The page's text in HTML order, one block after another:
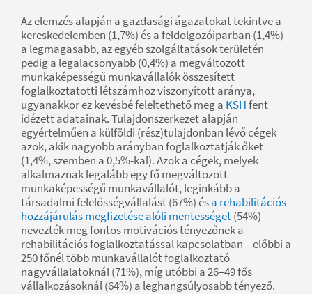
Az elemzés alapján a gazdasági ágazatokat tekintve a
kereskedelemben (1,7%) és a feldolgozóiparban (1,4%)
a legmagasabb, az egyéb szolgáltatások területén
pedig a legalacsonyabb (0,4%) a megváltozott
munkaképességű munkavállalók összesített
foglalkoztatotti létszámhoz viszonyított aránya,
ugyanakkor ez kevésbé feleltethető meg a KSHfent
idézett adatainak. Tulajdonszerkezet alapján
egyértelműen a külföldi (rész)tulajdonban lévő cégek
azok, akik nagyobb arányban foglalkoztatják őket
(1,4%, szemben a 0,5%-kal). Azok a cégek, melyek
alkalmaznak legalább egy fő megváltozott
munkaképességű munkavállalót, leginkább a
társadalmi felelősségvállalást (67%) ésa rehabilitációs
hozzájárulás megfizetése alóli mentességet(54%)
nevezték meg fontos motivációs tényezőnek a
rehabilitációs foglalkoztatással kapcsolatban – előbbi a
250 főnél több munkavállalót foglalkoztató
nagyvállalatoknál (71%), míg utóbbi a 26–49 fős
vállalkozásoknál (64%) a leghangsúlyosabb tényező.